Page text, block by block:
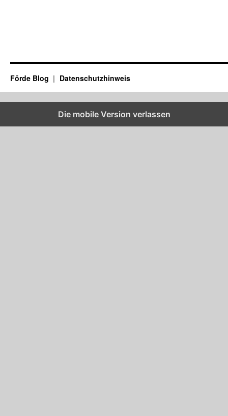
Förde Blog Datenschutzhinweis
Die mobile Version verlassen